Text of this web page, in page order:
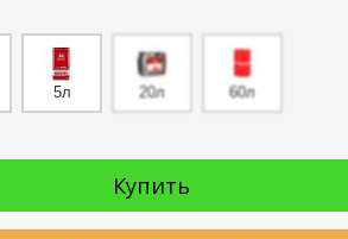
5л 20л 60л
Купить